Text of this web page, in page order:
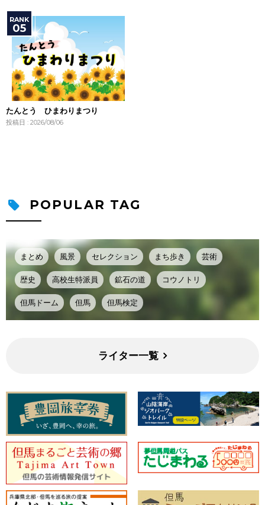
たんとう ひまわりまつり
投稿日 : 2026/08/06
POPULAR TAG
まとめ 風景 セレクション まち歩き 芸術
歴史 高校生特派員 鉱石の道 コウノトリ
但馬ドーム 但馬 但馬検定
ライター一覧